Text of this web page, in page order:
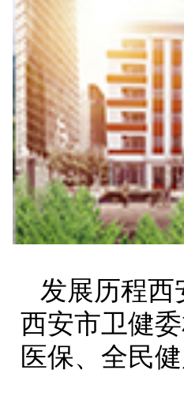
发展历程西
西安市卫健
医保、全民